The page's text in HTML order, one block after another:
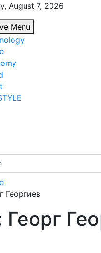
August 7, 2026
Menu
Георгиев
Георг